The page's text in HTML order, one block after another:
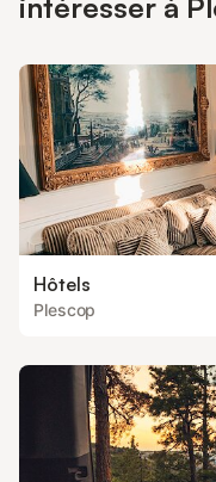
intéresser à
Hôtels
Plescop